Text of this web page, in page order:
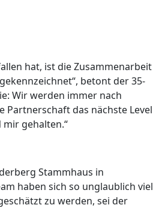
hat, ist die Zusammenarbeit
betont der 35-
Wir werden immer nach
Partnerschaft das nächste Level
gehalten.“
Stammhaus in
haben sich so unglaublich viel
zu werden, sei der